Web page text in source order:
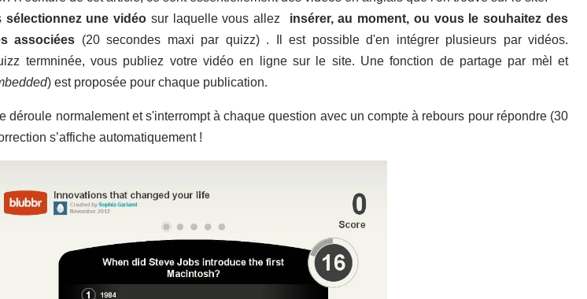
sélectionnez une vidéo sur laquelle vous allez insérer, au moment, ou vous le souhaitez des
associées (20 secondes maxi par quizz) . Il est possible d'en intégrer plusieurs par vidéos.
termninée, vous publiez votre vidéo en ligne sur le site. Une fonction de partage par mèl et
) est proposée pour chaque publication.
déroule normalement et s'interrompt à chaque question avec un compte à rebours pour répondre (30
s’affiche automatiquement !